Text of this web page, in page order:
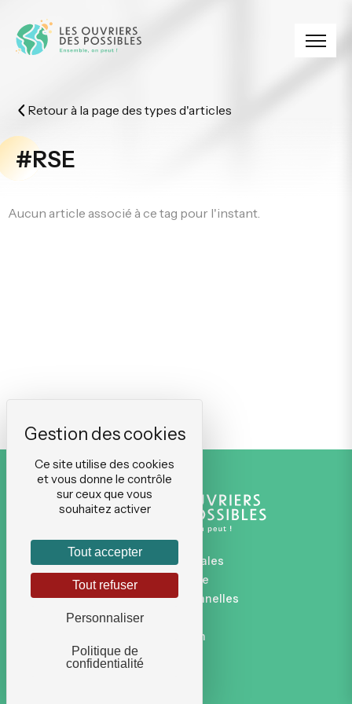
Retour à la page des types d'articles
#RSE
Aucun article associé à ce tag pour l'instant.
Mentions légales
Plan du site
Données personnelles
Connexion
Ce site utilise des cookies
et vous donne le contrôle
sur ceux que vous
souhaitez activer
Tout accepter
Tout refuser
Personnaliser
Politique de
confidentialité